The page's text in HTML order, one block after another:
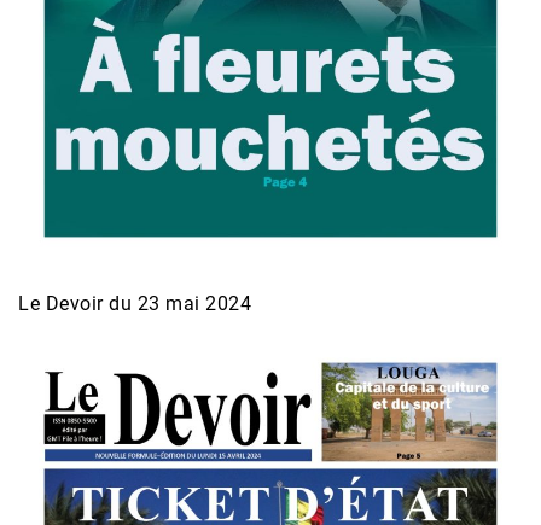
Le Devoir du 23 mai 2024